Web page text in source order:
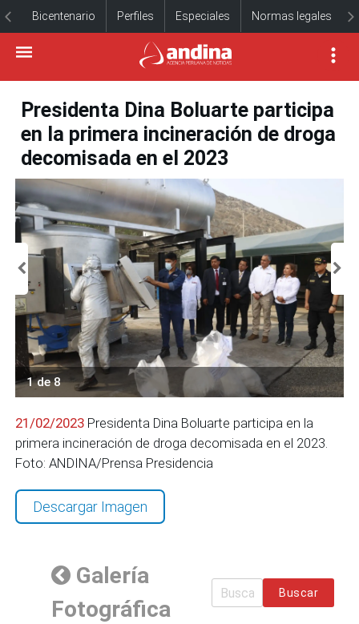
Bicentenario Perfiles Especiales Normas legales
Presidenta Dina Boluarte participa
en la primera incineración de droga
decomisada en el 2023
1 de 8
21/02/2023 Presidenta Dina Boluarte participa en la
primera incineración de droga decomisada en el 2023.
Foto: ANDINA/Prensa Presidencia
Descargar Imagen
Galería
Fotográfica
Buscar